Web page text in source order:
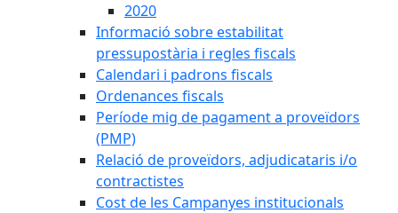
2020
Informació sobre estabilitat
pressupostària i regles fiscals
Calendari i padrons fiscals
Ordenances fiscals
Període mig de pagament a proveïdors
(PMP)
Relació de proveïdors, adjudicataris i/o
contractistes
Cost de les Campanyes institucionals